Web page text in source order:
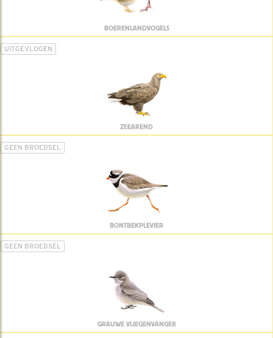
BOERENLANDVOGELS
UITGEVLOGEN
ZEEAREND
GEEN BROEDSEL
BONTBEKPLEVIER
GEEN BROEDSEL
GRAUWE VLIEGENVANGER